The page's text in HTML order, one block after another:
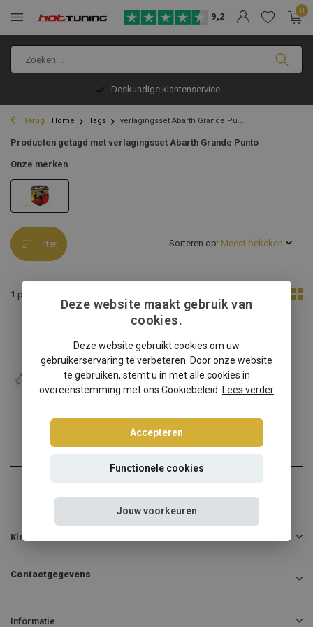
9,2
0
Deskundige klantenservice
Terug Home Tags verlagingsset Abarth Grande Pu...
Producten getagd met verlagingsset Abarth Grande Punto
Onze merken
Filter
1 product
Sorteren op:
Abarth Grande Punto schroefset
Abarth Grande Punto verla...
€314,95
Klantenservice
Contactgegevens
Informatie
Deze website maakt gebruik van
cookies.
Deze website gebruikt cookies om uw
gebruikerservaring te verbeteren. Door onze website
te gebruiken, stemt u in met alle cookies in
overeenstemming met ons Cookiebeleid.
Lees verder
Accepteren
Functionele cookies
Jouw voorkeuren